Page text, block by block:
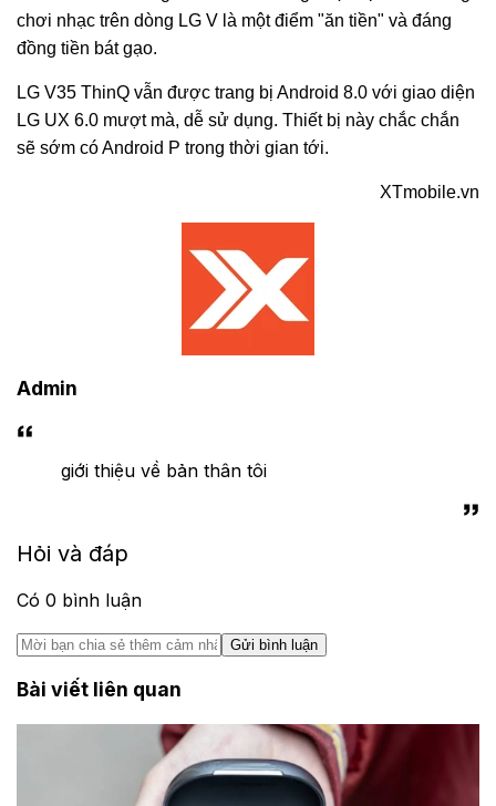
chơi nhạc trên dòng LG V là một điểm "ăn tiền" và đáng
đồng tiền bát gạo.
LG V35 ThinQ vẫn được trang bị Android 8.0 với giao diện
LG UX 6.0 mượt mà, dễ sử dụng. Thiết bị này chắc chắn
sẽ sớm có Android P trong thời gian tới.
XTmobile.vn
Admin
giới thiệu về bản thân tôi
Hỏi và đáp
Có 0 bình luận
Gửi bình luận
Bài viết liên quan